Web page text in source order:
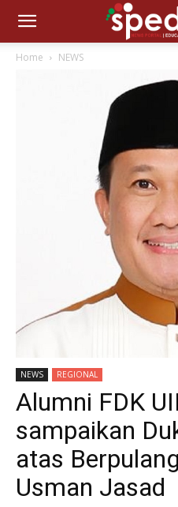
Home NEWS
NEWS REGIONAL
Alumni FDK
sampaikan
atas
Usman Jasad